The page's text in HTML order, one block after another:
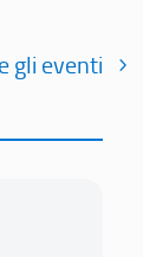
gli eventi